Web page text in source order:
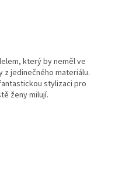
který by neměl ve
z jedinečného materiálu.
stylizaci pro
ženy milují.